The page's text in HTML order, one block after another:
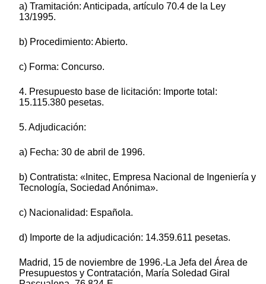
a) Tramitación: Anticipada, artículo 70.4 de la Ley
13/1995.
b) Procedimiento: Abierto.
c) Forma: Concurso.
4. Presupuesto base de licitación: Importe total:
15.115.380 pesetas.
5. Adjudicación:
a) Fecha: 30 de abril de 1996.
b) Contratista: «Initec, Empresa Nacional de Ingeniería y
Tecnología, Sociedad Anónima».
c) Nacionalidad: Española.
d) Importe de la adjudicación: 14.359.611 pesetas.
Madrid, 15 de noviembre de 1996.-La Jefa del Área de
Presupuestos y Contratación, María Soledad Giral